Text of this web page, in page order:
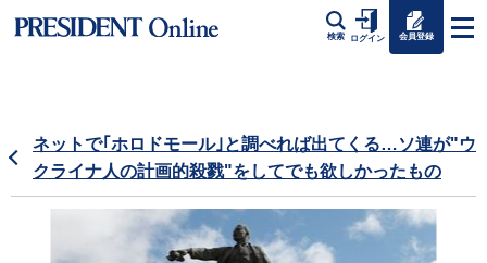
検索 ログイン 会員登録
ネットで｢ホロドモール｣と調べれば出てくる…ソ連が"ウ
クライナ人の計画的殺戮"をしてでも欲しかったもの